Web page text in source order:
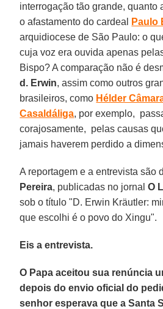
interrogação tão grande, quanto
o afastamento do cardeal
Paulo
arquidiocese de São Paulo: o
cuja voz era ouvida apenas
Bispo? A comparação não é
d. Erwin, assim como outros
brasileiros, como Hélder
Casaldáliga, por exemplo,
corajosamente, pelas causas
jamais haverem perdido a
A reportagem e a entrevista são
Pereira, publicadas no jornalO
sob o título "D. Erwin Kräutler:
que escolhi é o povo do Xingu".
Eis a entrevista.
O Papa aceitou sua renúncia
depois do envio oficial do
senhor esperava que a Santa